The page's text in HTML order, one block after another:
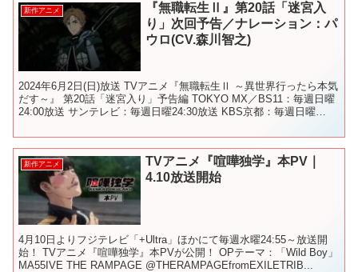
新作アニメ
『無職転生Ⅱ』第20話「迷宮入
り」次回予告／ナレーション：パ
ウロ(CV.森川智之)
2024年6月2日(日)放送 TVアニメ『無職転生Ⅱ ～異世界行ったら本気
だす～』 第20話「迷宮入り」予告編 TOKYO MX／BS11：毎週日曜
24:00放送 サンテレビ：毎週日曜24:30放送 KBS京都：毎週日曜
新作アニメ
TVアニメ『喧嘩独学』本PV｜
4.10放送開始
4月10日よりフジテレビ「+Ultra」ほかにて毎週水曜24:55～放送開
始！ TVアニメ『喧嘩独学』本PVが公開！ OPテーマ：「Wild Boy」
MA55IVE THE RAMPAGE @THERAMPAGEfromEXILETRIB...